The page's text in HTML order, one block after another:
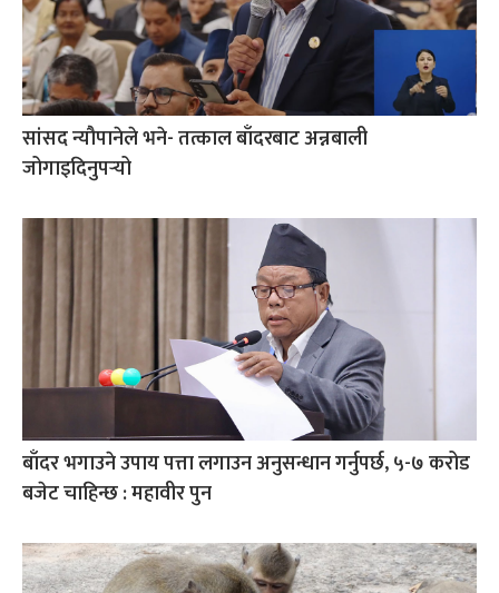
सांसद न्यौपानेले भने- तत्काल बाँदरबाट अन्नबाली
जोगाइदिनुपर्‍यो
बाँदर भगाउने उपाय पत्ता लगाउन अनुसन्धान गर्नुपर्छ, ५-७ करोड
बजेट चाहिन्छ : महावीर पुन